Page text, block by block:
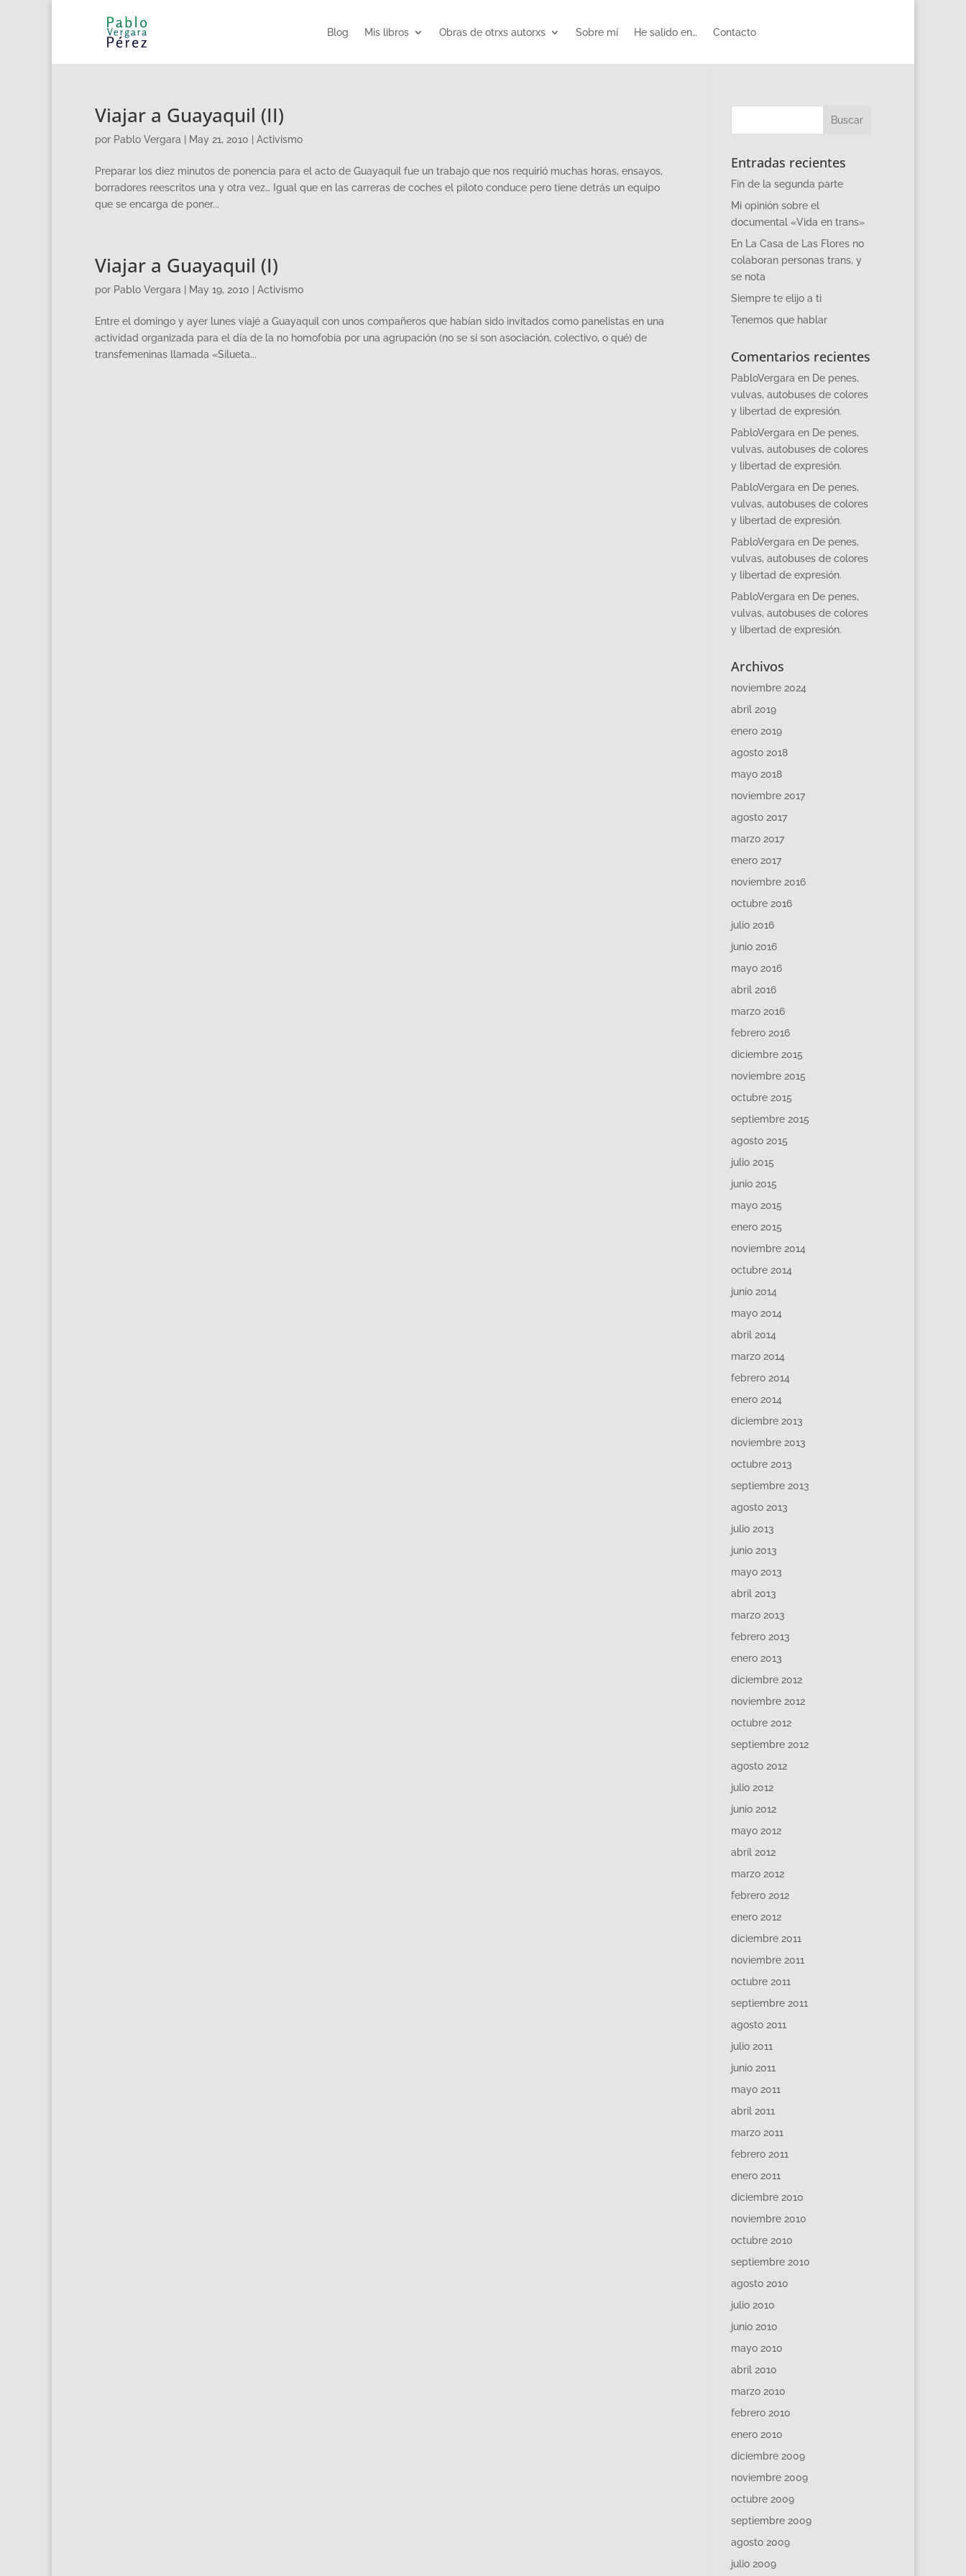
Blog Mis libros Obras de otrxs autorxs Sobre mí He salido en… Contacto
Viajar a Guayaquil (II)
por Pablo Vergara May 21, 2010 Activismo
Preparar los diez minutos de ponencia para el acto de Guayaquil fue un trabajo que nos requirió muchas horas, ensayos,
borradores reescritos una y otra vez… Igual que en las carreras de coches el piloto conduce pero tiene detrás un equipo
que se encarga de poner...
Viajar a Guayaquil (I)
por Pablo Vergara May 19, 2010 Activismo
Entre el domingo y ayer lunes viajé a Guayaquil con unos compañeros que habían sido invitados como panelistas en una
actividad organizada para el día de la no homofobia por una agrupación (no se si son asociación, colectivo, o qué) de
transfemeninas llamada «Silueta...
Entradas recientes
Fin de la segunda parte
Mi opinión sobre el
documental «Vida en trans»
En La Casa de Las Flores no
colaboran personas trans, y
se nota
Siempre te elijo a ti
Tenemos que hablar
Comentarios recientes
PabloVergara en De penes,
vulvas, autobuses de colores
y libertad de expresión.
PabloVergara en De penes,
vulvas, autobuses de colores
y libertad de expresión.
PabloVergara en De penes,
vulvas, autobuses de colores
y libertad de expresión.
PabloVergara en De penes,
vulvas, autobuses de colores
y libertad de expresión.
PabloVergara en De penes,
vulvas, autobuses de colores
y libertad de expresión.
Archivos
noviembre 2024
abril 2019
enero 2019
agosto 2018
mayo 2018
noviembre 2017
agosto 2017
marzo 2017
enero 2017
noviembre 2016
octubre 2016
julio 2016
junio 2016
mayo 2016
abril 2016
marzo 2016
febrero 2016
diciembre 2015
noviembre 2015
octubre 2015
septiembre 2015
agosto 2015
julio 2015
junio 2015
mayo 2015
enero 2015
noviembre 2014
octubre 2014
junio 2014
mayo 2014
abril 2014
marzo 2014
febrero 2014
enero 2014
diciembre 2013
noviembre 2013
octubre 2013
septiembre 2013
agosto 2013
julio 2013
junio 2013
mayo 2013
abril 2013
marzo 2013
febrero 2013
enero 2013
diciembre 2012
noviembre 2012
octubre 2012
septiembre 2012
agosto 2012
julio 2012
junio 2012
mayo 2012
abril 2012
marzo 2012
febrero 2012
enero 2012
diciembre 2011
noviembre 2011
octubre 2011
septiembre 2011
agosto 2011
julio 2011
junio 2011
mayo 2011
abril 2011
marzo 2011
febrero 2011
enero 2011
diciembre 2010
noviembre 2010
octubre 2010
septiembre 2010
agosto 2010
julio 2010
junio 2010
mayo 2010
abril 2010
marzo 2010
febrero 2010
enero 2010
diciembre 2009
noviembre 2009
octubre 2009
septiembre 2009
agosto 2009
julio 2009